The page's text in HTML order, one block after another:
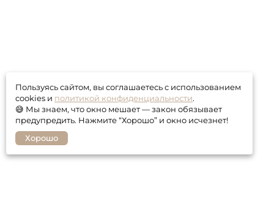
Пользуясь сайтом, вы соглашаетесь с использованием
cookies и политикой конфиденциальности.
😅 Мы знаем, что окно мешает — закон обязывает
предупредить. Нажмите “Хорошо” и окно исчезнет!
Хорошо